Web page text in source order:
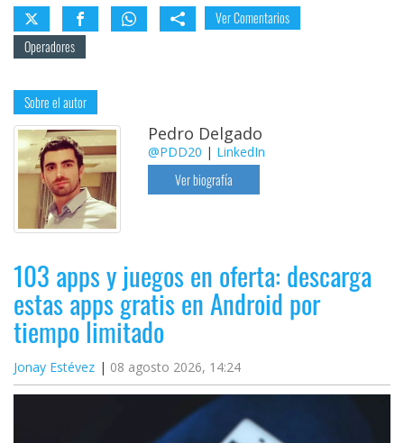
Ver Comentarios
Operadores
Sobre el autor
Pedro Delgado
@PDD20 | LinkedIn
Ver biografía
103 apps y juegos en oferta: descarga
estas apps gratis en Android por
tiempo limitado
Jonay Estévez 08 agosto 2026, 14:24